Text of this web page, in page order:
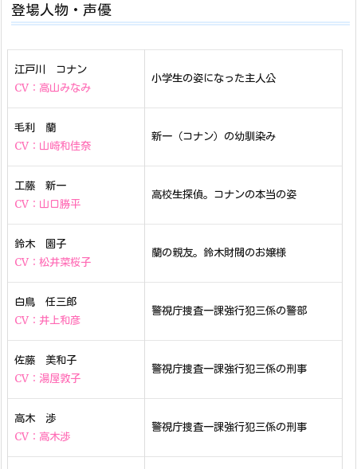
登場人物・声優
江戸川 コナン
CV：高山みなみ
小学生の姿になった主人公
毛利 蘭
CV：山崎和佳奈
新一（コナン）の幼馴染み
工藤 新一
CV：山口勝平
高校生探偵。コナンの本当の姿
鈴木 園子
CV：松井菜桜子
蘭の親友。鈴木財閥のお嬢様
白鳥 任三郎
CV：井上和彦
警視庁捜査一課強行犯三係の警部
佐藤 美和子
CV：湯屋敦子
警視庁捜査一課強行犯三係の刑事
高木 渉
CV：高木渉
警視庁捜査一課強行犯三係の刑事